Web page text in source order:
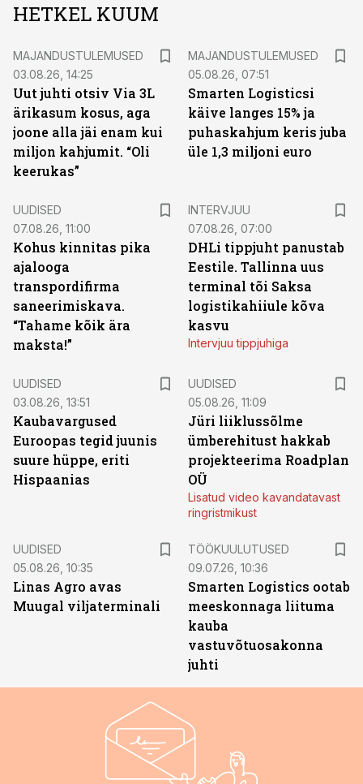
HETKEL KUUM
MAJANDUSTULEMUSED
03.08.26, 14:25
Uut juhti otsiv Via 3L
ärikasum kosus, aga
joone alla jäi enam kui
miljon kahjumit. “Oli
keerukas”
MAJANDUSTULEMUSED
05.08.26, 07:51
Smarten Logisticsi
käive langes 15% ja
puhaskahjum keris juba
üle 1,3 miljoni euro
UUDISED
07.08.26, 11:00
Kohus kinnitas pika
ajalooga
transpordifirma
saneerimiskava.
“Tahame kõik ära
maksta!”
INTERVJUU
07.08.26, 07:00
DHLi tippjuht panustab
Eestile. Tallinna uus
terminal tõi Saksa
logistikahiiule kõva
kasvu
Intervjuu tippjuhiga
UUDISED
03.08.26, 13:51
Kaubavargused
Euroopas tegid juunis
suure hüppe, eriti
Hispaanias
UUDISED
05.08.26, 11:09
Jüri liiklussõlme
ümberehitust hakkab
projekteerima Roadplan
OÜ
Lisatud video kavandatavast
ringristmikust
UUDISED
05.08.26, 10:35
Linas Agro avas
Muugal viljaterminali
TÖÖKUULUTUSED
09.07.26, 10:36
Smarten Logistics ootab
meeskonnaga liituma
kauba
vastuvõtuosakonna
juhti